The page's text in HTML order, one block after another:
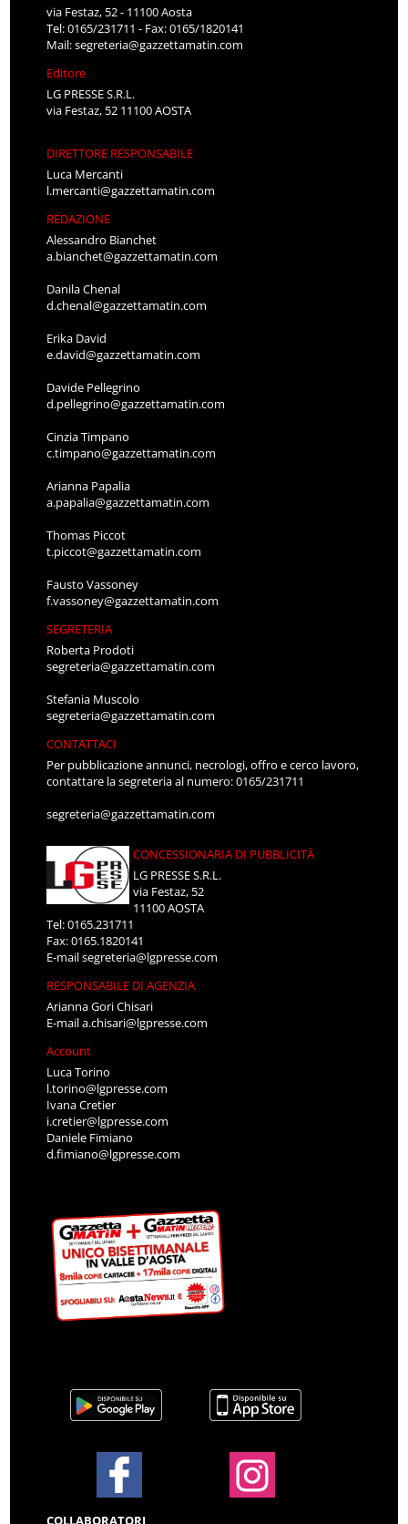
via Festaz, 52 - 11100 Aosta
Tel: 0165/231711 - Fax: 0165/1820141
Mail:segreteria@gazzettamatin.com
Editore
LG PRESSE S.R.L.
via Festaz, 52 11100 AOSTA
DIRETTORE RESPONSABILE
Luca Mercanti
l.mercanti@gazzettamatin.com
REDAZIONE
Alessandro Bianchet
a.bianchet@gazzettamatin.com
Danila Chenal
d.chenal@gazzettamatin.com
Erika David
e.david@gazzettamatin.com
Davide Pellegrino
d.pellegrino@gazzettamatin.com
Cinzia Timpano
c.timpano@gazzettamatin.com
Arianna Papalia
a.papalia@gazzettamatin.com
Thomas Piccot
t.piccot@gazzettamatin.com
Fausto Vassoney
f.vassoney@gazzettamatin.com
SEGRETERIA
Roberta Prodoti
segreteria@gazzettamatin.com
Stefania Muscolo
segreteria@gazzettamatin.com
CONTATTACI
Per pubblicazione annunci, necrologi, offro e cerco lavoro,
contattare la segreteria al numero: 0165/231711
segreteria@gazzettamatin.com
CONCESSIONARIA DI PUBBLICITÀ
LG PRESSE S.R.L.
via Festaz, 52
11100 AOSTA
Tel: 0165.231711
Fax: 0165.1820141
E-mailsegreteria@lgpresse.com
RESPONSABILE DI AGENZIA
Arianna Gori Chisari
E-maila.chisari@lgpresse.com
Account
Luca Torino
l.torino@lgpresse.com
Ivana Cretier
i.cretier@lgpresse.com
Daniele Fimiano
d.fimiano@lgpresse.com
COLLABORATORI